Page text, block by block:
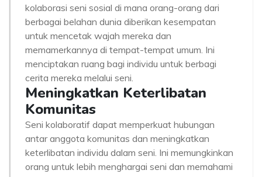
kolaborasi seni sosial di mana orang-orang dari
berbagai belahan dunia diberikan kesempatan
untuk mencetak wajah mereka dan
memamerkannya di tempat-tempat umum. Ini
menciptakan ruang bagi individu untuk berbagi
cerita mereka melalui seni.
Meningkatkan Keterlibatan
Komunitas
Seni kolaboratif dapat memperkuat hubungan
antar anggota komunitas dan meningkatkan
keterlibatan individu dalam seni. Ini memungkinkan
orang untuk lebih menghargai seni dan memahami